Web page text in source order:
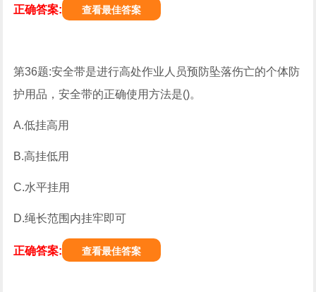
正确答案: 查看最佳答案
第36题:安全带是进行高处作业人员预防坠落伤亡的个体防
护用品，安全带的正确使用方法是()。
A.低挂高用
B.高挂低用
C.水平挂用
D.绳长范围内挂牢即可
正确答案: 查看最佳答案